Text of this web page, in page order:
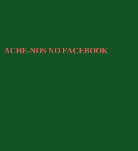
ACHE-NOS NO FACEBOOK